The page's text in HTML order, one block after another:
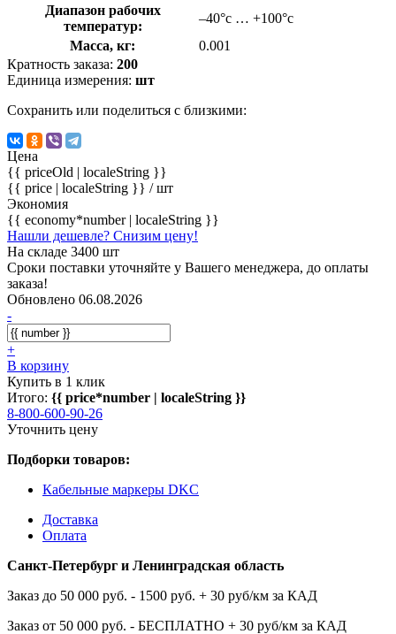
Диапазон рабочих
температур:
–40°с … +100°с
Масса, кг:
0.001
Кратность заказа: 200
Единица измерения: шт
Сохранить или поделиться с близкими:
Цена
{{ priceOld | localeString }}
{{ price | localeString }} / шт
Экономия
{{ economy*number | localeString }}
Нашли дешевле? Снизим цену!
На складе 3400 шт
Сроки поставки уточняйте у Вашего менеджера, до оплаты
заказа!
Обновлено 06.08.2026
-
+
В корзину
Купить в 1 клик
Итого: {{ price*number | localeString }}
8-800-600-90-26
Уточнить цену
Подборки товаров:
Кабельные маркеры DKC
Доставка
Оплата
Санкт-Петербург и Ленинградская область
Заказ до 50 000 руб. - 1500 руб. + 30 руб/км за КАД
Заказ от 50 000 руб. - БЕСПЛАТНО + 30 руб/км за КАД